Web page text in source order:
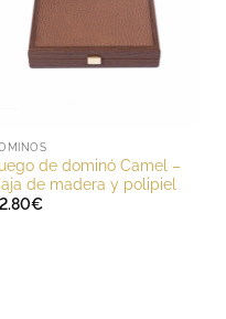
de dominó Camel –
de madera y polipiel
€